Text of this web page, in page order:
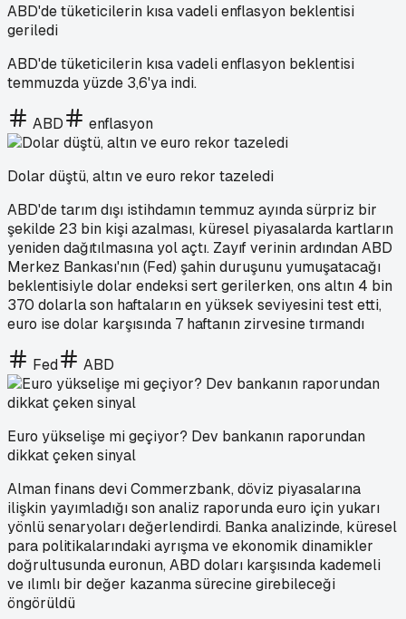
ABD'de tüketicilerin kısa vadeli enflasyon beklentisi
geriledi
ABD'de tüketicilerin kısa vadeli enflasyon beklentisi
temmuzda yüzde 3,6'ya indi.
ABD enflasyon
Dolar düştü, altın ve euro rekor tazeledi
ABD'de tarım dışı istihdamın temmuz ayında sürpriz bir
şekilde 23 bin kişi azalması, küresel piyasalarda kartların
yeniden dağıtılmasına yol açtı. Zayıf verinin ardından ABD
Merkez Bankası'nın (Fed) şahin duruşunu yumuşatacağı
beklentisiyle dolar endeksi sert gerilerken, ons altın 4 bin
370 dolarla son haftaların en yüksek seviyesini test etti,
euro ise dolar karşısında 7 haftanın zirvesine tırmandı
Fed ABD
Euro yükselişe mi geçiyor? Dev bankanın raporundan
dikkat çeken sinyal
Alman finans devi Commerzbank, döviz piyasalarına
ilişkin yayımladığı son analiz raporunda euro için yukarı
yönlü senaryoları değerlendirdi. Banka analizinde, küresel
para politikalarındaki ayrışma ve ekonomik dinamikler
doğrultusunda euronun, ABD doları karşısında kademeli
ve ılımlı bir değer kazanma sürecine girebileceği
öngörüldü